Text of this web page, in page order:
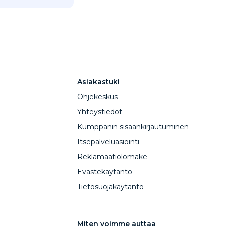
Asiakastuki
Ohjekeskus
Yhteystiedot
Kumppanin sisäänkirjautuminen
Itsepalveluasiointi
Reklamaatiolomake
Evästekäytäntö
Tietosuojakäytäntö
Miten voimme auttaa